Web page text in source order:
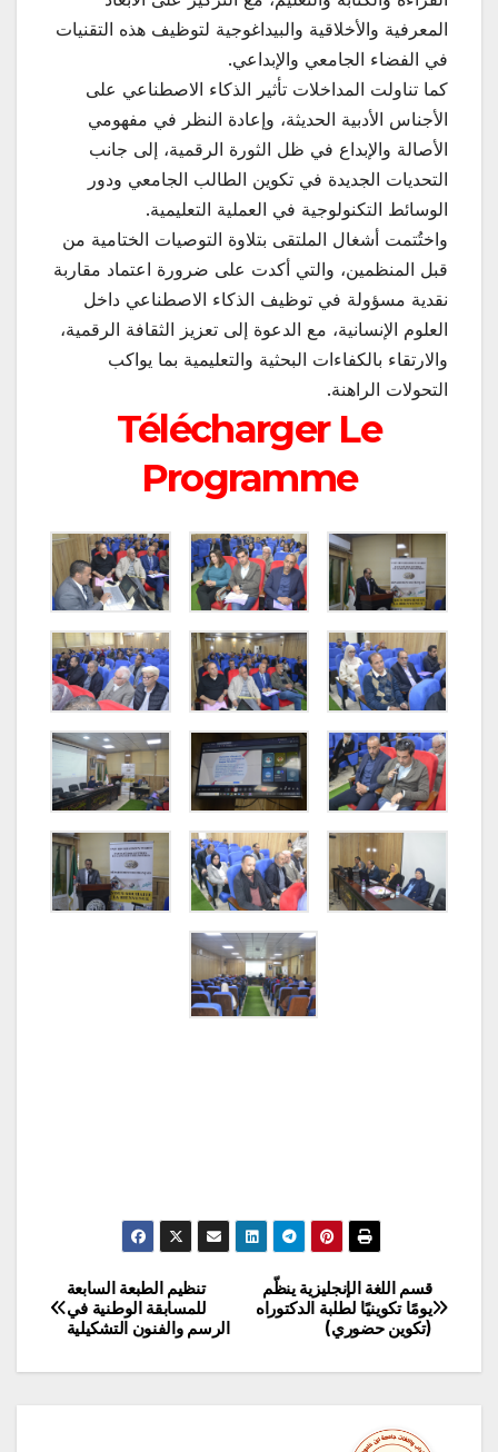
المعرفية والأخلاقية والبيداغوجية لتوظيف هذه التقنيات
في الفضاء الجامعي والإبداعي.
كما تناولت المداخلات تأثير الذكاء الاصطناعي على
الأجناس الأدبية الحديثة، وإعادة النظر في مفهومي
الأصالة والإبداع في ظل الثورة الرقمية، إلى جانب
التحديات الجديدة في تكوين الطالب الجامعي ودور
الوسائط التكنولوجية في العملية التعليمية.
واختُتمت أشغال الملتقى بتلاوة التوصيات الختامية من
قبل المنظمين، والتي أكدت على ضرورة اعتماد مقاربة
نقدية مسؤولة في توظيف الذكاء الاصطناعي داخل
العلوم الإنسانية، مع الدعوة إلى تعزيز الثقافة الرقمية،
والارتقاء بالكفاءات البحثية والتعليمية بما يواكب
التحولات الراهنة.
Télécharger Le
Programme
تصفّح
المقالات
تنظيم الطبعة السابعة
للمسابقة الوطنية في
الرسم والفنون التشكيلية
قسم اللغة الإنجليزية ينظّم
يومًا تكوينيًا لطلبة الدكتوراه
(تكوين حضوري)